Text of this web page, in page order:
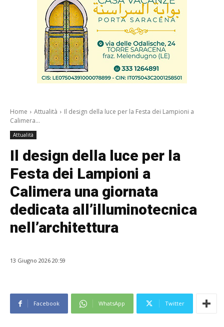
Home Attualità
Il design della luce per la Festa dei Lampioni a
Calimera...
Attualità
Il design della luce per la
Festa dei Lampioni a
Calimera una giornata
dedicata all’illuminotecnica
nell’architettura
13 Giugno 2026 20:59
Facebook WhatsApp Twitter